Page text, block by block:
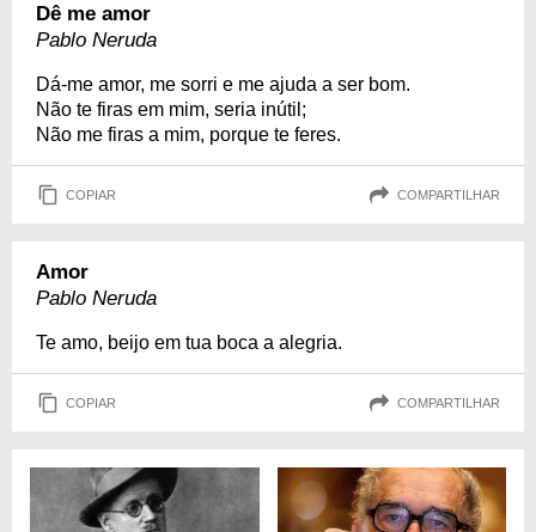
Dê me amor
Pablo Neruda
Dá-me amor, me sorri e me ajuda a ser bom.
Não te firas em mim, seria inútil;
Não me firas a mim, porque te feres.
COPIAR COMPARTILHAR
Amor
Pablo Neruda
Te amo, beijo em tua boca a alegria.
COPIAR COMPARTILHAR